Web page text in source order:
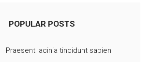
POPULAR POSTS
Praesent lacinia tincidunt sapien